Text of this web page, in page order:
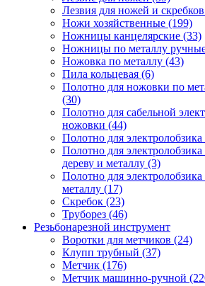
Лезвия для ножей и
Ножи хозяйственные (199)
Ножницы канцелярские (33)
Ножницы по металлу
Ножовка по металлу (43)
Пила кольцевая (6)
Полотно для ножовки по
(30)
Полотно для сабельной
ножовки (44)
Полотно для
Полотно для электролобзика
дереву и металлу (3)
Полотно для электролобзика
металлу (17)
Скребок (23)
Труборез (46)
Резьбонарезной инструмент
Воротки для метчиков (24)
Клупп трубный (37)
Метчик (176)
Метчик машинно-ручной